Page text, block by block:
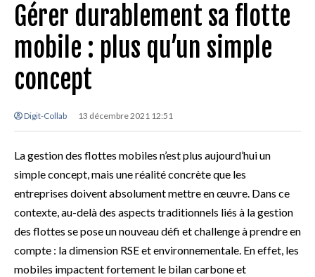
Gérer durablement sa flotte
mobile : plus qu’un simple
concept
Digit-Collab 13 décembre 2021 12:51
La gestion des flottes mobiles n’est plus aujourd’hui un
simple concept, mais une réalité concrète que les
entreprises doivent absolument mettre en œuvre. Dans ce
contexte, au-delà des aspects traditionnels liés à la gestion
des flottes se pose un nouveau défi et challenge à prendre en
compte : la dimension RSE et environnementale. En effet, les
mobiles impactent fortement le bilan carbone et